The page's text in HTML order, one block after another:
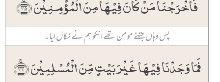
پس وہاں جتنے مومن تھے انکو ہم نے نکال لیا۔
فَمَا وَجَدۡنَا فِیۡہَا غَیۡرَ بَیۡتٍ مِّنَ الۡمُسۡلِمِیۡنَ ﴿ۚ۳۶﴾